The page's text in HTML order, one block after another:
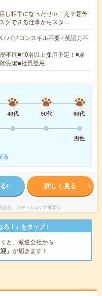
し相手になったり≫「え？意外
グできる仕事からスタ…
/ パソコンスキル不要 / 英語力不
不問■10名以上採用予定！■履
完備■社員登用…
40代 50代
60代
男性
る
! 詳しく見る
会社 メディカルケア事業部
！」をタップ！
と、派遣会社から
」 が届きます！